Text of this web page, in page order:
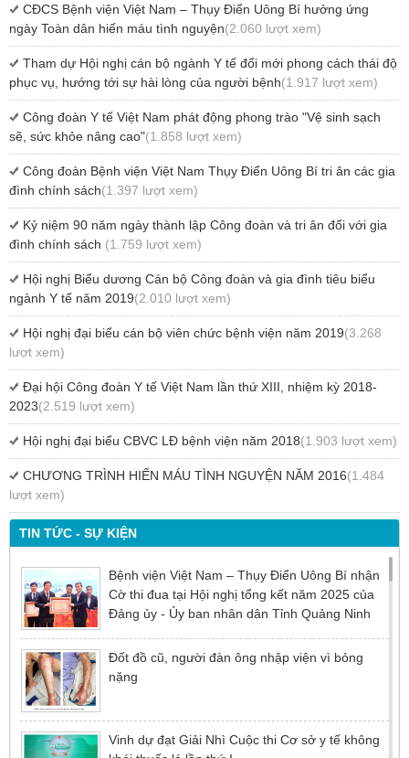
TIN TỨC - SỰ KIỆN
Bệnh viện Việt Nam – Thụy Điển Uông Bí nhận
Cờ thi đua tại Hội nghị tổng kết năm 2025 của
Đảng ủy - Ủy ban nhân dân Tỉnh Quảng Ninh
Đốt đồ cũ, người đàn ông nhập viện vì bỏng
nặng
Vinh dự đạt Giải Nhì Cuộc thi Cơ sở y tế không
CĐCS Bệnh viện Việt Nam – Thụy Điển Uông Bí hưởng ứng
ngày Toàn dân hiến máu tình nguyện(2.060 lượt xem)
Tham dự Hội nghị cán bộ ngành Y tế đổi mới phong cách thái độ
phục vụ, hướng tới sự hài lòng của người bệnh(1.917 lượt xem)
Công đoàn Y tế Việt Nam phát động phong trào "Vệ sinh sạch
sẽ, sức khỏe nâng cao"(1.858 lượt xem)
Công đoàn Bệnh viện Việt Nam Thụy Điển Uông Bí tri ân các gia
đình chính sách(1.397 lượt xem)
Kỷ niệm 90 năm ngày thành lập Công đoàn và tri ân đối với gia
đình chính sách (1.759 lượt xem)
Hội nghị Biểu dương Cán bộ Công đoàn và gia đình tiêu biểu
ngành Y tế năm 2019(2.010 lượt xem)
Hội nghị đại biểu cán bộ viên chức bệnh viện năm 2019(3.268
lượt xem)
Đại hội Công đoàn Y tế Việt Nam lần thứ XIII, nhiệm kỳ 2018-
2023(2.519 lượt xem)
Hội nghị đại biểu CBVC LĐ bệnh viện năm 2018(1.903 lượt xem)
CHƯƠNG TRÌNH HIẾN MÁU TÌNH NGUYỆN NĂM 2016(1.484
lượt xem)